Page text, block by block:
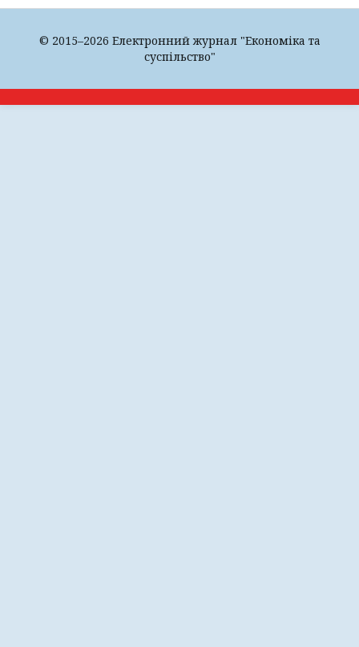
© 2015–2026 Електронний журнал "Економіка та
суспільство"